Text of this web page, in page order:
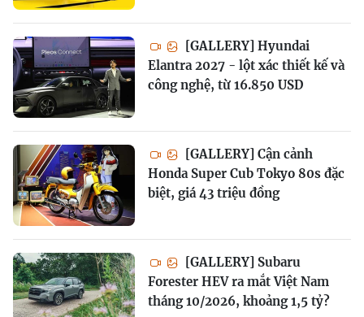
[GALLERY] Hyundai
Elantra 2027 - lột xác thiết kế và
công nghệ, từ 16.850 USD
[GALLERY] Cận cảnh
Honda Super Cub Tokyo 80s đặc
biệt, giá 43 triệu đồng
[GALLERY] Subaru
Forester HEV ra mắt Việt Nam
tháng 10/2026, khoảng 1,5 tỷ?